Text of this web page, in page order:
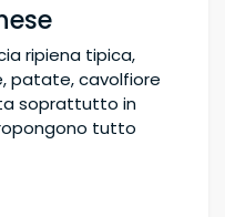
ripiena tipica,
patate, cavolfiore
soprattutto in
tutto